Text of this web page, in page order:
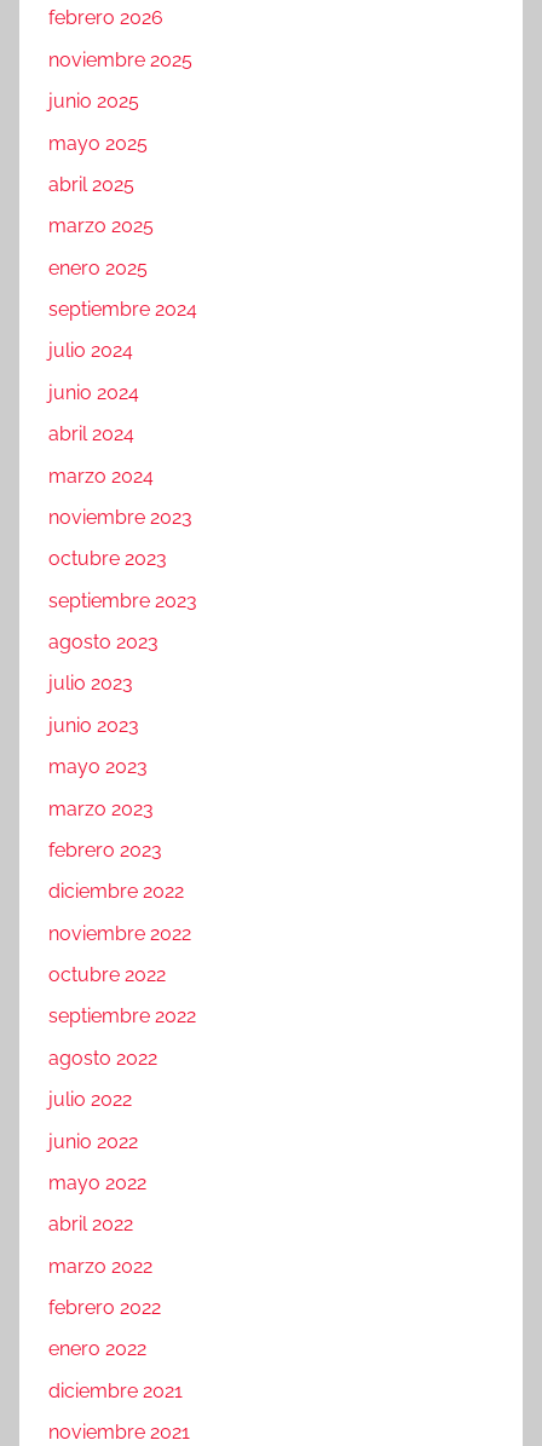
febrero 2026
noviembre 2025
junio 2025
mayo 2025
abril 2025
marzo 2025
enero 2025
septiembre 2024
julio 2024
junio 2024
abril 2024
marzo 2024
noviembre 2023
octubre 2023
septiembre 2023
agosto 2023
julio 2023
junio 2023
mayo 2023
marzo 2023
febrero 2023
diciembre 2022
noviembre 2022
octubre 2022
septiembre 2022
agosto 2022
julio 2022
junio 2022
mayo 2022
abril 2022
marzo 2022
febrero 2022
enero 2022
diciembre 2021
noviembre 2021